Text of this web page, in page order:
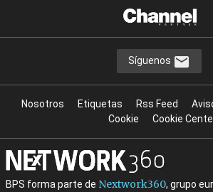
Síguenos
Nosotros Etiquetas Rss Feed
Cookie
Cookie
BPS forma parte de Nextwork360, grupo